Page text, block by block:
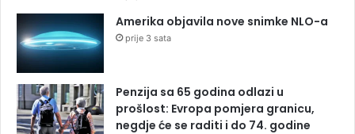
Amerika objavila nove snimke NLO-a
prije 3 sata
Penzija sa 65 godina odlazi u
prošlost: Evropa pomjera granicu,
negdje će se raditi i do 74. godine